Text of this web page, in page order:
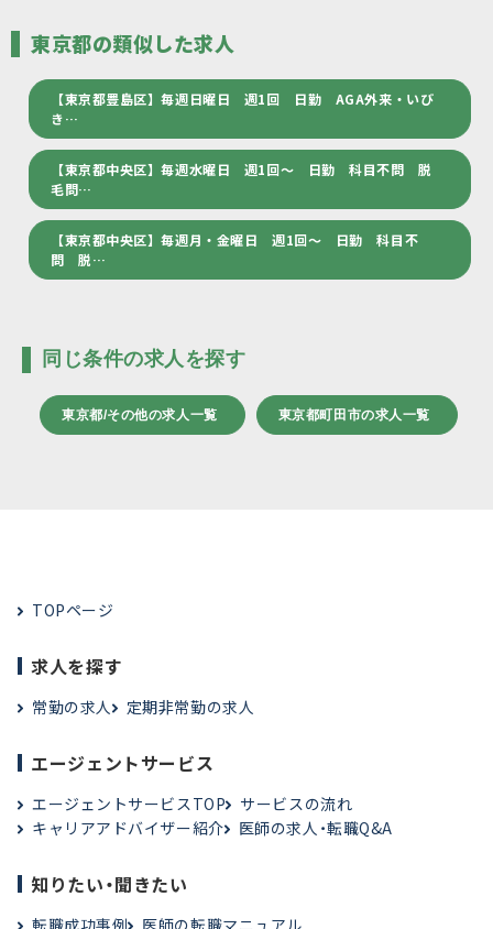
東京都の類似した求人
【東京都豊島区】毎週日曜日 週1回 日勤 AGA外来・いび
き…
【東京都中央区】毎週水曜日 週1回～ 日勤 科目不問 脱
毛問…
【東京都中央区】毎週月・金曜日 週1回～ 日勤 科目不
問 脱…
同じ条件の求人を探す
東京都/その他の求人一覧 東京都町田市の求人一覧
TOPページ
求人を探す
常勤の求人 定期非常勤の求人
エージェントサービス
エージェントサービスTOP
サービスの流れ
キャリアアドバイザー紹介
医師の求人・転職Q&A
知りたい・聞きたい